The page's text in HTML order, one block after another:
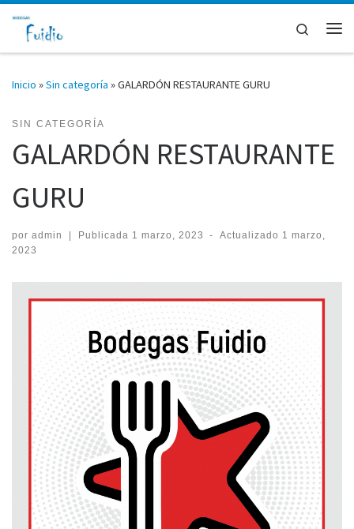
Saltar al contenido
Search
Inicio »Sin categoría »GALARDÓN RESTAURANTE GURU
SIN CATEGORÍA
GALARDÓN RESTAURANTE
GURU
por admin | Publicada 1 marzo, 2023 - Actualizado 1 marzo,
2023